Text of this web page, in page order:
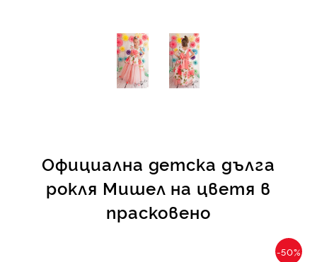
Официална детска дълга
рокля Мишел на цветя в
прасковено
-50%